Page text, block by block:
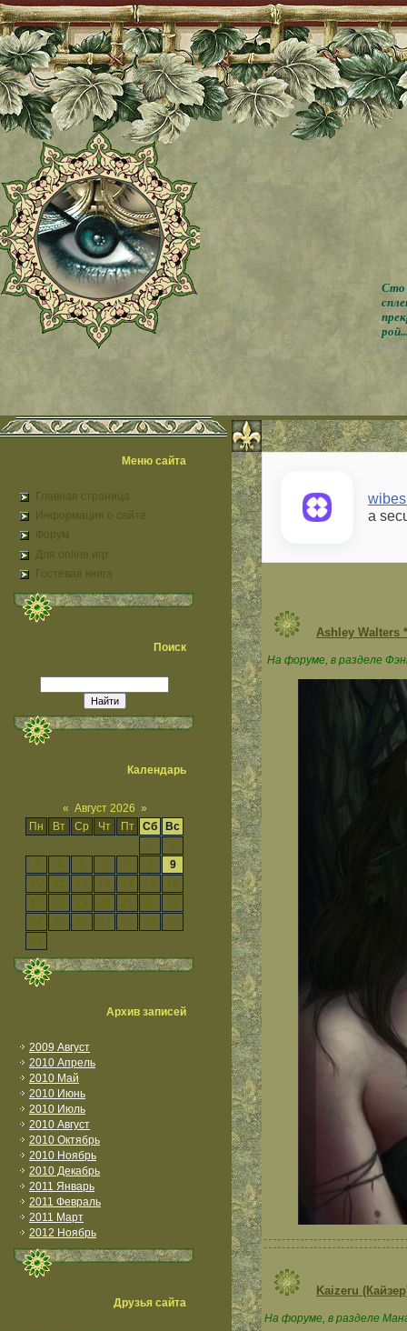
Сто
Меню сайта
Главная страница
Информация о сайте
Форум
Для online игр
Гостевая книга
Поиск
Календарь
« Август 2026 »
Пн
Вт Ср Чт Пт Сб
Вс
1
2
3
4 5 6 7 8
9
10
11 12 13 14 15
16
17
18 19 20 21 22
23
24
25 26 27 28 29
30
31
Архив записей
2009 Август
2010 Апрель
2010 Май
2010 Июнь
2010 Июль
2010 Август
2010 Октябрь
2010 Ноябрь
2010 Декабрь
2011 Январь
2011 Февраль
2011 Март
2012 Ноябрь
Друзья сайта
a
Ashley Walters
На форуме, в разделе
Kaizeru
На форуме, в разделе